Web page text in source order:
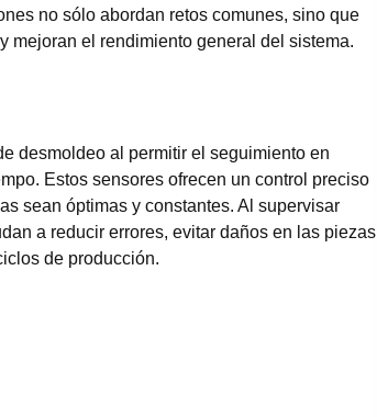
no sólo abordan retos comunes, sino que
mejoran el rendimiento general del sistema.
desmoldeo al permitir el seguimiento en
Estos sensores ofrecen un control preciso
sean óptimas y constantes. Al supervisar
a reducir errores, evitar daños en las piezas
de producción.